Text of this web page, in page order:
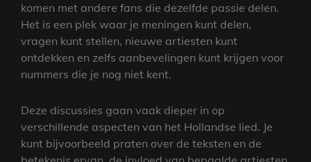
komen met andere fans die dezelfde passie delen.
Het is een plek waar je meningen kunt delen,
vragen kunt stellen, nieuwe artiesten kunt
ontdekken en zelfs aanbevelingen kunt krijgen voor
nummers die je nog niet kent.
Deze discussies gaan vaak dieper in op
verschillende aspecten van het Hollandse lied. Je
kunt bijvoorbeeld praten over de teksten en de